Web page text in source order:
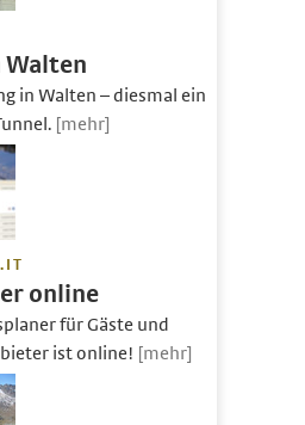
Walten
in Walten – diesmal ein
[mehr]
online
für Gäste und
ist online! [mehr]